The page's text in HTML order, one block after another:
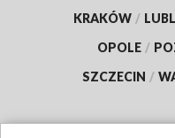
KRAKÓW /
OPOLE /
SZCZECIN /